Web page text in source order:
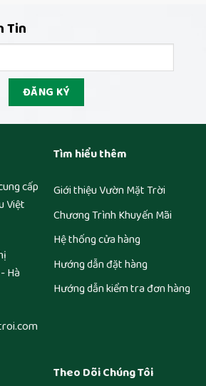
Tin
cấp
Việt
Hà
Tìm hiểu thêm
Giới thiệu Vườn Mặt Trời
Chương Trình Khuyến Mãi
Hệ thống cửa hàng
Hướng dẫn đặt hàng
Hướng dẫn kiểm tra đơn hàng
Theo Dõi Chúng Tôi